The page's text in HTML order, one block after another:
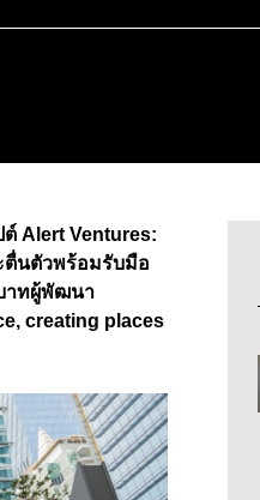
Alert Ventures:
ตื่นตัวพร้อมรับมือ
าทผู้พัฒนา
creating places